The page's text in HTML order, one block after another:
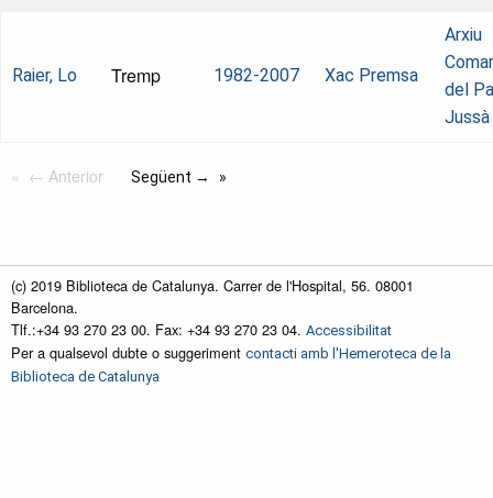
Raier, Lo Tremp 1982-2007 Xac Premsa
Arxiu
del
Jussà
← Anterior Següent →
(c) 2019 Biblioteca de Catalunya. Carrer de l'Hospital, 56. 08001
Barcelona.
Tlf.:+34 93 270 23 00. Fax: +34 93 270 23 04. Accessibilitat
Per a qualsevol dubte o suggeriment contacti amb l'Hemeroteca de la
Biblioteca de Catalunya